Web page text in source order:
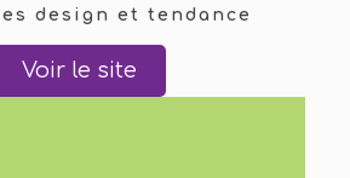
design et tendance
Voir le site